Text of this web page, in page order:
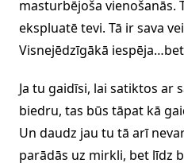
masturbējoša vienošanās.
ekspluatē tevi. Tā ir sava
Visnejēdzīgākā
Ja tu gaidīsi, lai satiktos ar
biedru, tas būs tāpat kā
Un daudz jau tu tā arī
parādās uz mirkli, bet līdz